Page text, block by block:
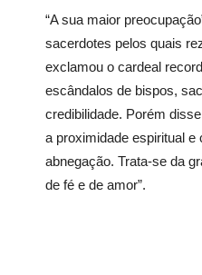
“A sua maior
sacerdotes pelos quais
exclamou o cardeal
escândalos de bispos,
credibilidade. Porém
a proximidade espiritual
abnegação. Trata-se da
de fé e de amor”.